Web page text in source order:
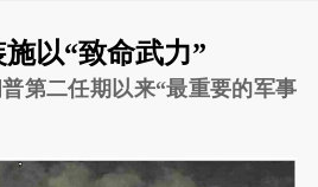
以“致命武力”
第二任期以来“最重要的军事